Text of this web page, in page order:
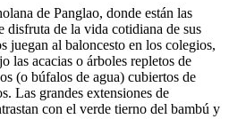
de Panglao, donde están las
disfruta de la vida cotidiana de sus
juegan al baloncesto en los colegios,
las acacias o árboles repletos de
(o búfalos de agua) cubiertos de
Las grandes extensiones de
con el verde tierno del bambú y